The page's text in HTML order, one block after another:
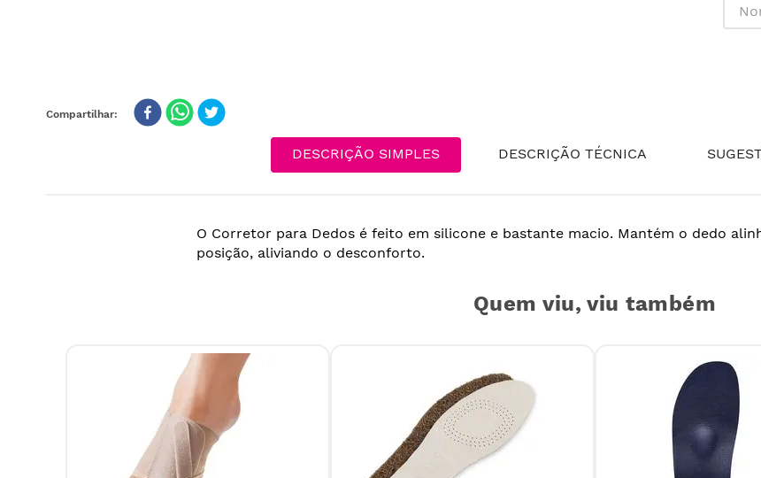
DESCRIÇÃO SIMPLES DESCRIÇÃO TÉCNICA
O Corretor para Dedos é feito em silicone e bastante macio. Mantém o dedo
posição, aliviando o desconforto.
Quem viu, viu também